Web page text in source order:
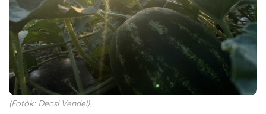
(Fotók: Decsi Vendel)